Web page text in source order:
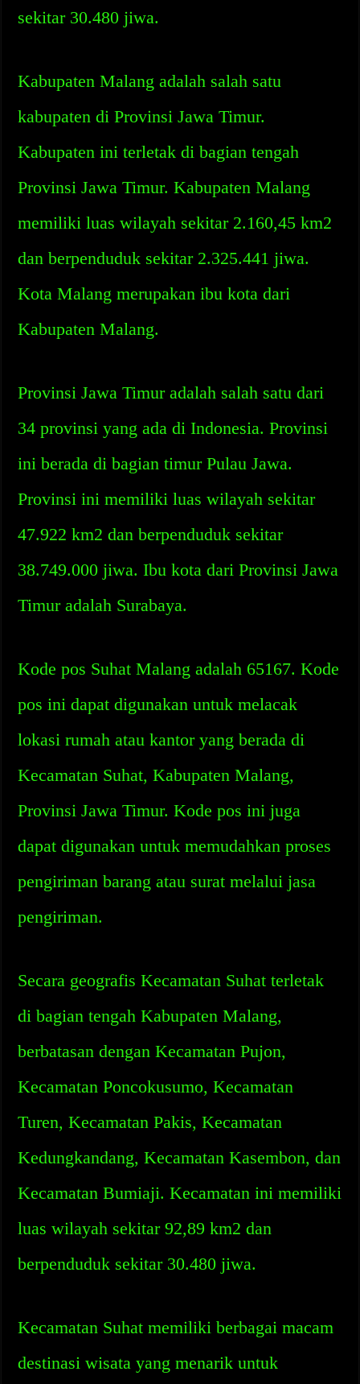
sekitar 30.480 jiwa.
Kabupaten Malang adalah salah satu
kabupaten di Provinsi Jawa Timur.
Kabupaten ini terletak di bagian tengah
Provinsi Jawa Timur. Kabupaten Malang
memiliki luas wilayah sekitar 2.160,45 km2
dan berpenduduk sekitar 2.325.441 jiwa.
Kota Malang merupakan ibu kota dari
Kabupaten Malang.
Provinsi Jawa Timur adalah salah satu dari
34 provinsi yang ada di Indonesia. Provinsi
ini berada di bagian timur Pulau Jawa.
Provinsi ini memiliki luas wilayah sekitar
47.922 km2 dan berpenduduk sekitar
38.749.000 jiwa. Ibu kota dari Provinsi Jawa
Timur adalah Surabaya.
Kode pos Suhat Malang adalah 65167. Kode
pos ini dapat digunakan untuk melacak
lokasi rumah atau kantor yang berada di
Kecamatan Suhat, Kabupaten Malang,
Provinsi Jawa Timur. Kode pos ini juga
dapat digunakan untuk memudahkan proses
pengiriman barang atau surat melalui jasa
pengiriman.
Secara geografis Kecamatan Suhat terletak
di bagian tengah Kabupaten Malang,
berbatasan dengan Kecamatan Pujon,
Kecamatan Poncokusumo, Kecamatan
Turen, Kecamatan Pakis, Kecamatan
Kedungkandang, Kecamatan Kasembon, dan
Kecamatan Bumiaji. Kecamatan ini memiliki
luas wilayah sekitar 92,89 km2 dan
berpenduduk sekitar 30.480 jiwa.
Kecamatan Suhat memiliki berbagai macam
destinasi wisata yang menarik untuk